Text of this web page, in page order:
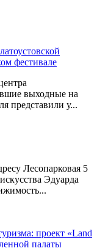
фестивале
выходные на
представили у...
Лесопарковая 5
Эдуарда
проект «Land
палаты